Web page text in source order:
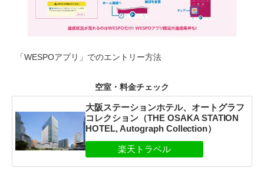
「WESPOアプリ」でのエントリー方法
空室・料金チェック
大阪ステーションホテル、オートグラフ
コレクション（THE OSAKA STATION
HOTEL, Autograph Collection）